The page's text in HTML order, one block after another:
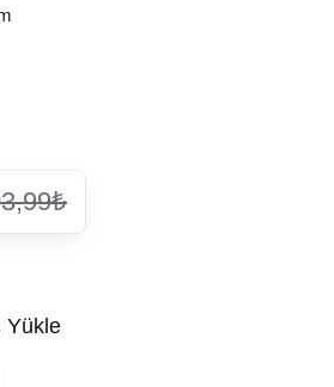
Yükle